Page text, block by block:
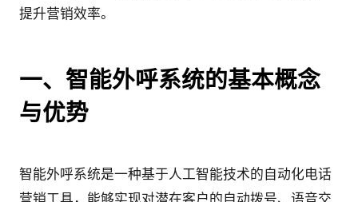
提升营销效率。
一、智能外呼系统的基本概念
与优势
智能外呼系统是一种基于人工智能技术的自动化电话
营销工具，能够实现对潜在客户的自动拨号、语音交